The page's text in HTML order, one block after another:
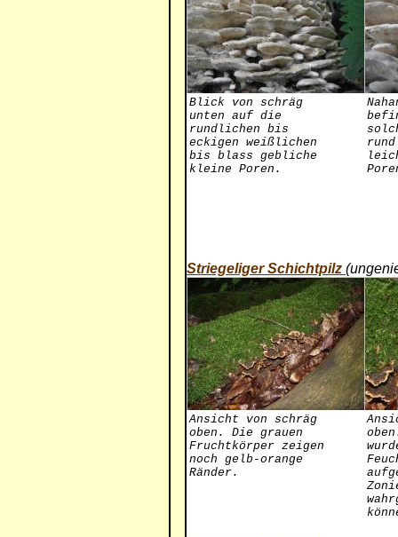
Blick von schräg
unten auf die
rundlichen bis
eckigen weißlichen
bis blass gebliche
kleine Poren.
Striegeliger Schichtpilz
Ansicht von schräg
oben. Die grauen
Fruchtkörper zeigen
noch gelb-orange
Ränder.